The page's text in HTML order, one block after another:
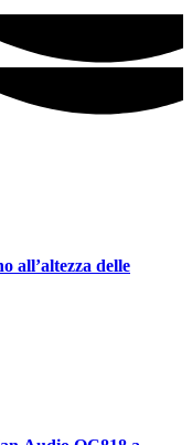
all’altezza delle